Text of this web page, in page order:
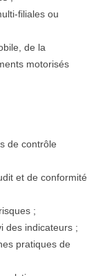
filiales ou
de la
motorisés
de contrôle
et de conformité
;
des indicateurs ;
pratiques de